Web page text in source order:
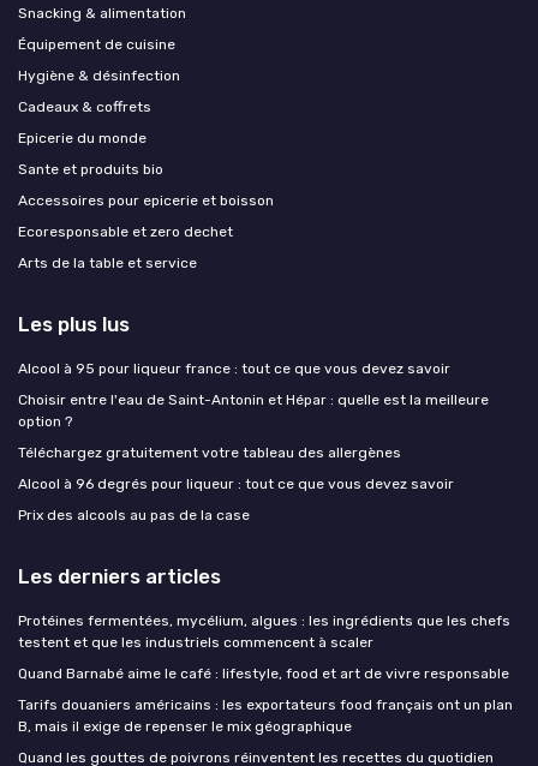
Snacking & alimentation
Équipement de cuisine
Hygiène & désinfection
Cadeaux & coffrets
Epicerie du monde
Sante et produits bio
Accessoires pour epicerie et boisson
Ecoresponsable et zero dechet
Arts de la table et service
Les plus lus
Alcool à 95 pour liqueur france : tout ce que vous devez savoir
Choisir entre l'eau de Saint-Antonin et Hépar : quelle est la meilleure
option ?
Téléchargez gratuitement votre tableau des allergènes
Alcool à 96 degrés pour liqueur : tout ce que vous devez savoir
Prix des alcools au pas de la case
Les derniers articles
Protéines fermentées, mycélium, algues : les ingrédients que les chefs
testent et que les industriels commencent à scaler
Quand Barnabé aime le café : lifestyle, food et art de vivre responsable
Tarifs douaniers américains : les exportateurs food français ont un plan
B, mais il exige de repenser le mix géographique
Quand les gouttes de poivrons réinventent les recettes du quotidien